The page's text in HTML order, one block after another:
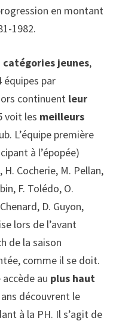
en montant
1982.
catégories jeunes,
équipes par
continuent leur
voit les meilleurs
L’équipe première
à l’épopée)
H. Cocherie, M. Pellan,
F. Tolédo, O.
D. Guyon,
lors de l’avant
de la saison
comme il se doit.
au plus haut
découvrent le
à la PH. Il s’agit de